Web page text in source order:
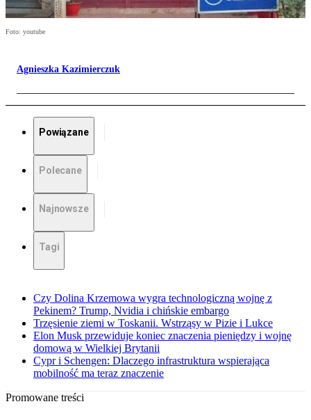
Foto: youtube
Agnieszka Kazimierczuk
Powiązane
Polecane
Najnowsze
Tagi
Czy Dolina Krzemowa wygra technologiczną wojnę z
Pekinem? Trump, Nvidia i chińskie embargo
Trzęsienie ziemi w Toskanii. Wstrząsy w Pizie i Lukce
Elon Musk przewiduje koniec znaczenia pieniędzy i wojnę
domową w Wielkiej Brytanii
Cypr i Schengen: Dlaczego infrastruktura wspierająca
mobilność ma teraz znaczenie
Promowane treści